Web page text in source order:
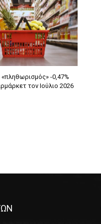
«πληθωρισμός» -0,47%
τον Ιούλιο 2026